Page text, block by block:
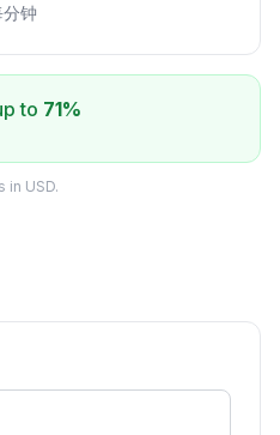
钟
to 71%
in USD.